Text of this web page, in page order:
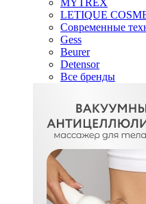
MYTREX
LETIQUE
Современные
Gess
Beurer
Detensor
Все бренды